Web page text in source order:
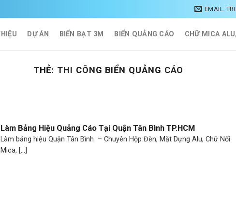
EMAIL:
DỰ ÁN BIỂN BẠT 3M BIỂN QUẢNG CÁO CHỮ MICA
THẺ: THI CÔNG BIỂN QUẢNG CÁO
Làm Bảng Hiệu Quảng Cáo Tại Quận Tân Bình TP.HCM
Làm bảng hiệu Quận Tân Bình – Chuyên Hộp Đèn, Mặt Dựng Alu, Chữ Nổi
Mica, [...]